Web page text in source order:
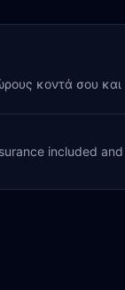
κοντά σου και
included